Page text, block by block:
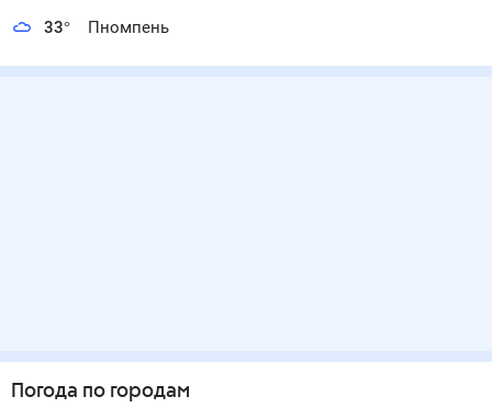
33° Пномпень
Погода по городам